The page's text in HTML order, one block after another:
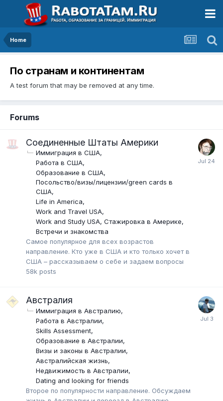
Home
По странам и континентам
A test forum that may be removed at any time.
Forums
Соединенные Штаты Америки
Иммиграция в США
Работа в США
Образование в США
Посольство/визы/лицензии/green cards в
США
Life in America
Work and Travel USA
Work and Study USA, Стажировка в Америке
Встречи и знакомства
Самое популярное для всех возрастов
направление. Кто уже в США и кто только хочет в
США – рассказываем о себе и задаем вопросы
58k posts
Австралия
Иммиграция в Австралию
Работа в Австралии
Skills Assessment
Образование в Австралии
Визы и законы в Австралии
Австралийская жизнь
Недвижимость в Австралии
Dating and looking for friends
Второе по популярности направление. Обсуждаем